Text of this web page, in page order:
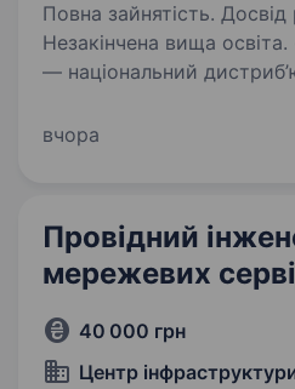
Повна зайнятість. Досвід
Незакінчена вища освіта. «БаДМ»
— національний
в силу нашої команди та
вчора
Провідний
мережевих
40 000 грн
Центр